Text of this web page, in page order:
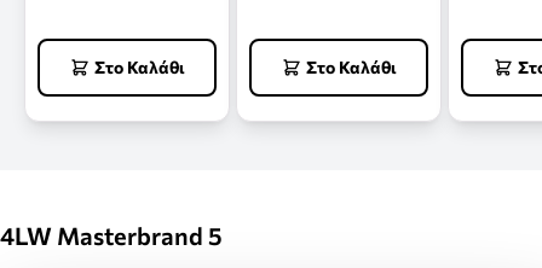
Στο Καλάθι Στο Καλάθι
4LW Masterbrand 5